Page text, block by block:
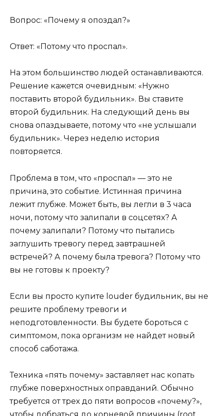
Вопрос: «Почему я опоздал?»
Ответ: «Потому что проспал».
На этом большинство людей останавливаются.
Решение кажется очевидным: «Нужно
поставить второй будильник». Вы ставите
второй будильник. На следующий день вы
снова опаздываете, потому что «не услышали
будильник». Через неделю история
повторяется.
Проблема в том, что «проспал» — это не
причина, это событие. Истинная причина
лежит глубже. Может быть, вы легли в 3 часа
ночи, потому что залипали в соцсетях? А
почему залипали? Потому что пытались
заглушить тревогу перед завтрашней
встречей? А почему была тревога? Потому что
вы не готовы к проекту?
Если вы просто купите louder будильник, вы не
решите проблему тревоги и
неподготовленности. Вы будете бороться с
симптомом, пока организм не найдет новый
способ саботажа.
Техника «пять почему» заставляет нас копать
глубже поверхностных оправданий. Обычно
требуется от трех до пяти вопросов «почему?»,